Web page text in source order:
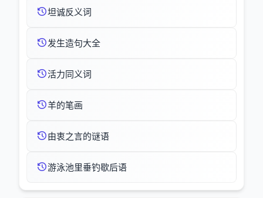
坦诚反义词
发生造句大全
活力同义词
羊的笔画
由衷之言的谜语
游泳池里垂钓歇后语